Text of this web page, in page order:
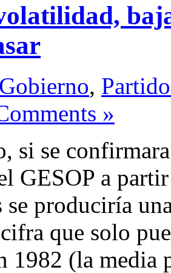
Gobierno,
»
si se
GESOP a
se produciría
que solo
1982 (la media